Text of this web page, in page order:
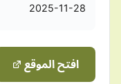
2025-11-28
افتح الموقع